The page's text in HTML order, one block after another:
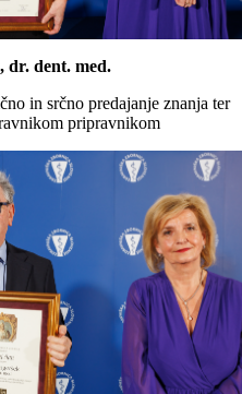
dr. dent. med.
in srčno predajanje znanja ter
pripravnikom